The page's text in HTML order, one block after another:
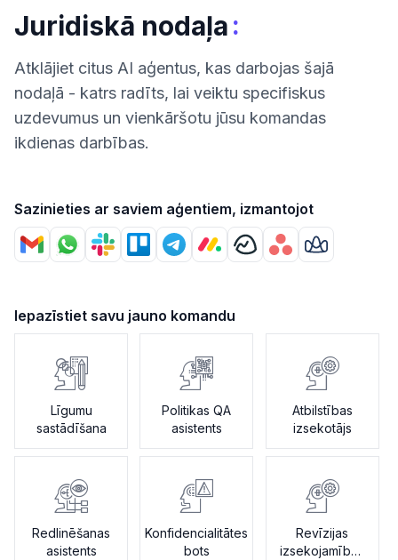
Juridiskā nodaļa:
Atklājiet citus AI aģentus, kas darbojas šajā
nodaļā - katrs radīts, lai veiktu specifiskus
uzdevumus un vienkāršotu jūsu komandas
ikdienas darbības.
Sazinieties ar saviem aģentiem, izmantojot
Iepazīstiet savu jauno komandu
Līgumu
sastādīšana
Politikas QA
asistents
Atbilstības
izsekotājs
Redlinēšanas
asistents
Konfidencialitātes
bots
Revīzijas
izsekojamības